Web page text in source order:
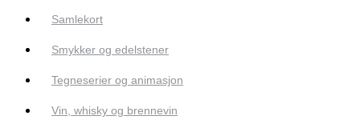
Samlekort
Smykker og edelstener
Tegneserier og animasjon
Vin, whisky og brennevin